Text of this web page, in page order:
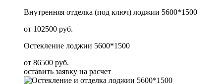
Внутренняя отделка (под ключ) лоджии 5600*1500
от 102500 руб.
Остекление лоджии 5600*1500
от 86500 руб.
оставить заявку на расчет